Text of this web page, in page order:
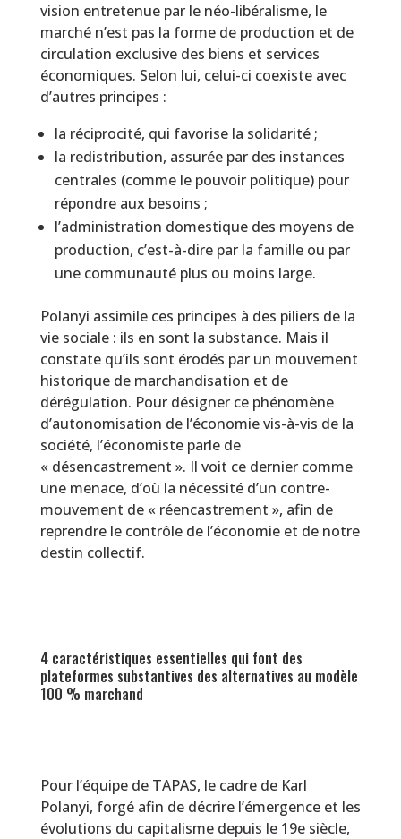
vision entretenue par le néo-libéralisme, le
marché n’est pas la forme de production et de
circulation exclusive des biens et services
économiques. Selon lui, celui-ci coexiste avec
d’autres principes :
la réciprocité, qui favorise la solidarité ;
la redistribution, assurée par des instances
centrales (comme le pouvoir politique) pour
répondre aux besoins ;
l’administration domestique des moyens de
production, c’est-à-dire par la famille ou par
une communauté plus ou moins large.
Polanyi assimile ces principes à des piliers de la
vie sociale : ils en sont la substance. Mais il
constate qu’ils sont érodés par un mouvement
historique de marchandisation et de
dérégulation. Pour désigner ce phénomène
d’autonomisation de l’économie vis-à-vis de la
société, l’économiste parle de
« désencastrement ». Il voit ce dernier comme
une menace, d’où la nécessité d’un contre-
mouvement de « réencastrement », afin de
reprendre le contrôle de l’économie et de notre
destin collectif.
4 caractéristiques essentielles qui font des
plateformes substantives des alternatives au modèle
100 % marchand
Pour l’équipe de TAPAS, le cadre de Karl
Polanyi, forgé afin de décrire l’émergence et les
évolutions du capitalisme depuis le 19e siècle,